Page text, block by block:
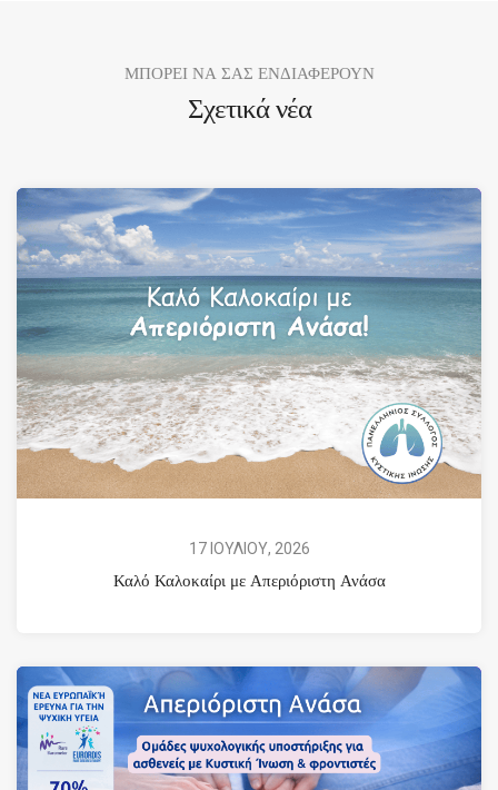
ΜΠΟΡΕΙ ΝΑ ΣΑΣ ΕΝΔΙΑΦΕΡΟΥΝ
Σχετικά νέα
17 ΙΟΥΛΙΟΥ, 2026
Καλό Καλοκαίρι με Απεριόριστη Ανάσα